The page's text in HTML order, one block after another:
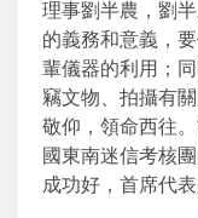
理事劉半農，劉
的義務和意義，
輩儀器的利用；
竊文物、拍攝有
敬仰，領命西往
國東南迷信考核
成功好，首席代表